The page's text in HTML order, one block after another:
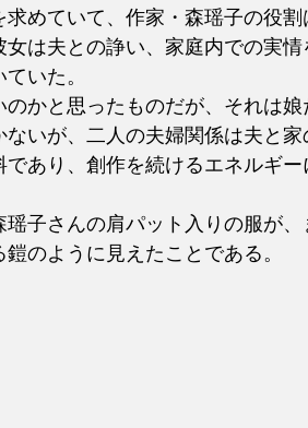
めていて、作家・森瑶子の役割
は夫との諍い、家庭内での実情
いた。
かと思ったものだが、それは娘
いが、二人の夫婦関係は夫と
あり、創作を続けるエネルギ
子さんの肩パット入りの服が、
のように見えたことである。